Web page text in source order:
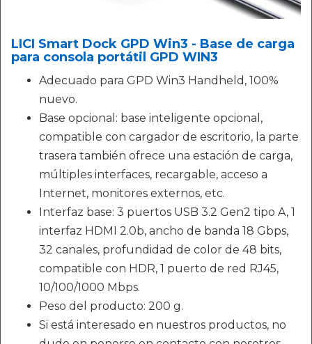
LICI Smart Dock GPD Win3 - Base de carga
para consola portátil GPD WIN3
Adecuado para GPD Win3 Handheld, 100%
nuevo.
Base opcional: base inteligente opcional,
compatible con cargador de escritorio, la parte
trasera también ofrece una estación de carga,
múltiples interfaces, recargable, acceso a
Internet, monitores externos, etc.
Interfaz base: 3 puertos USB 3.2 Gen2 tipo A, 1
interfaz HDMI 2.0b, ancho de banda 18 Gbps,
32 canales, profundidad de color de 48 bits,
compatible con HDR, 1 puerto de red RJ45,
10/100/1000 Mbps.
Peso del producto: 200 g.
Si está interesado en nuestros productos, no